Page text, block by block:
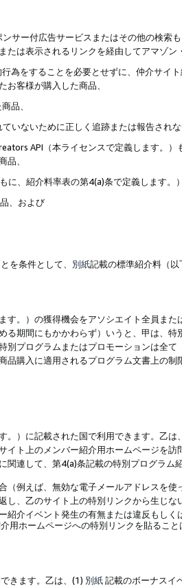
サー付広告サービスまたはその他の検索
たは表示されるリンクを経由してアマゾン
為をすることを必要とせずに、仲介サイ
お客様が購入した商品、
品、
いないために正しく追跡または報告されな
API（本ライセンスで定義します。
品、
、紹介料率表の第4(a)条で定義します。）
、および
を条件として、 別紙記載の標準紹介料（以
す。）の獲得機会をアソシエイト全員ま
期間にもかかわらず）いうと、甲は、
プログラムまたはプロモーションは全
購入に適用されるプログラム文書上の
。）に記載された国で利用できます。乙は
ト上のメンバー紹介用ホームページを
関連して、第4(a)条記載の特別プログラム
例えば、無効な電子メールアドレスを
、乙のサイト上の特別リンクから生じ
介イベント発生の有無または違反もしく
用ホームページへの特別リンクを貼るこ
きます。乙は、(1) 別紙記載のボーナスイ